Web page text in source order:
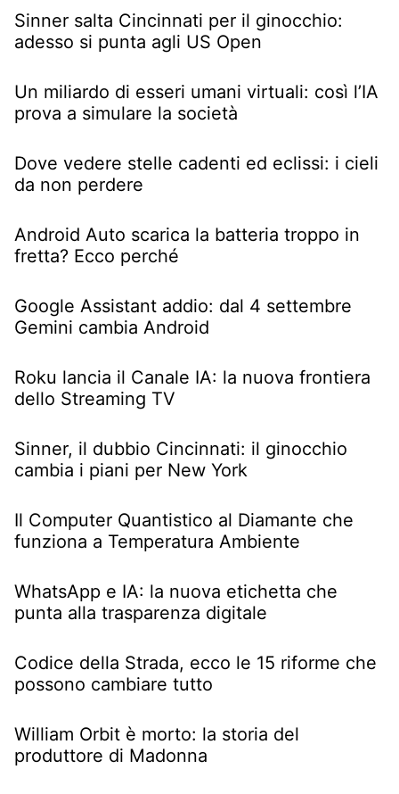
Sinner salta Cincinnati per il ginocchio:
adesso si punta agli US Open
Un miliardo di esseri umani virtuali: così l’IA
prova a simulare la società
Dove vedere stelle cadenti ed eclissi: i cieli
da non perdere
Android Auto scarica la batteria troppo in
fretta? Ecco perché
Google Assistant addio: dal 4 settembre
Gemini cambia Android
Roku lancia il Canale IA: la nuova frontiera
dello Streaming TV
Sinner, il dubbio Cincinnati: il ginocchio
cambia i piani per New York
Il Computer Quantistico al Diamante che
funziona a Temperatura Ambiente
WhatsApp e IA: la nuova etichetta che
punta alla trasparenza digitale
Codice della Strada, ecco le 15 riforme che
possono cambiare tutto
William Orbit è morto: la storia del
produttore di Madonna